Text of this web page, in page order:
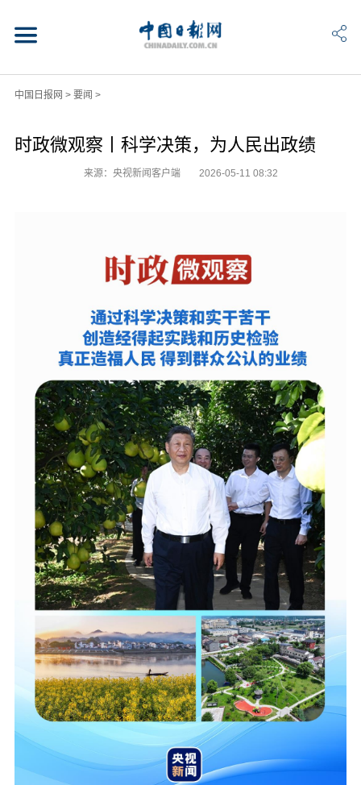
中国日报网 > 要闻 >
时政微观察丨科学决策，为人民出政绩
来源：央视新闻客户端 2026-05-11 08:32